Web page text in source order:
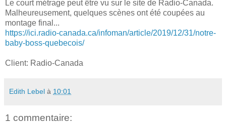
Le court métrage peut être vu sur le site de Radio-Canada.
Malheureusement, quelques scènes ont été coupées au
montage final...
https://ici.radio-canada.ca/infoman/article/2019/12/31/notre-
baby-boss-quebecois/
Client: Radio-Canada
Edith Lebel à 10:01
1 commentaire: